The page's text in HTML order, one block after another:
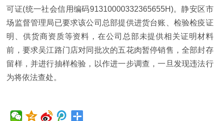
可证(统一社会信用编码91310000332365655H)。静安区市
场监督管理局已要求该公司总部提供进货台账、检验检疫证
明、供货商资质等资料，在公司总部未提供相关证明材料
前，要求吴江路门店对同批次的五花肉暂停销售，全部封存
留样，并进行抽样检验，以作进一步调查，一旦发现违法行
为将依法查处。